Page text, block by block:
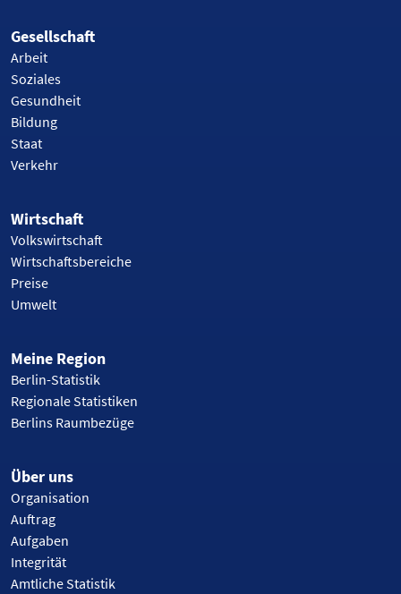
Gesellschaft
Arbeit
Soziales
Gesundheit
Bildung
Staat
Verkehr
Wirtschaft
Volkswirtschaft
Wirtschaftsbereiche
Preise
Umwelt
Meine Region
Berlin-Statistik
Regionale Statistiken
Berlins Raumbezüge
Über uns
Organisation
Auftrag
Aufgaben
Integrität
Amtliche Statistik